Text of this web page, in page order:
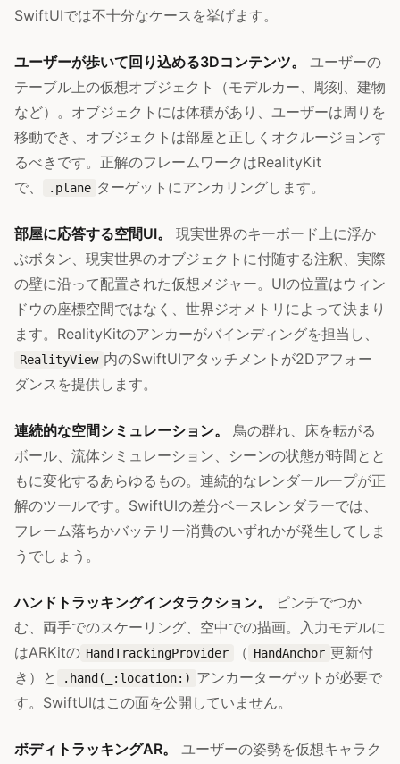
SwiftUIでは不十分なケースを挙げます。
ユーザーが歩いて回り込める3Dコンテンツ。
ユーザーの
テーブル上の仮想オブジェクト（モデルカー、彫刻、建物
など）。オブジェクトには体積があり、ユーザーは周りを
移動でき、オブジェクトは部屋と正しくオクルージョンす
るべきです。正解のフレームワークはRealityKit
で、
.plane ターゲットにアンカリングします。
部屋に応答する空間UI。
現実世界のキーボード上に浮か
ぶボタン、現実世界のオブジェクトに付随する注釈、実際
の壁に沿って配置された仮想メジャー。UIの位置はウィン
ドウの座標空間ではなく、世界ジオメトリによって決まり
ます。RealityKitのアンカーがバインディングを担当し、
RealityView 内のSwiftUIアタッチメントが2Dアフォー
ダンスを提供します。
連続的な空間シミュレーション。
鳥の群れ、床を転がる
ボール、流体シミュレーション、シーンの状態が時間とと
もに変化するあらゆるもの。連続的なレンダーループが正
解のツールです。SwiftUIの差分ベースレンダラーでは、
フレーム落ちかバッテリー消費のいずれかが発生してしま
うでしょう。
ハンドトラッキングインタラクション。
ピンチでつか
む、両手でのスケーリング、空中での描画。入力モデルに
はARKitの HandTrackingProvider （ HandAnchor 更新付
き）と
.hand(_:location:) アンカーターゲットが必要で
す。SwiftUIはこの面を公開していません。
ボディトラッキングAR。
ユーザーの姿勢を仮想キャラク